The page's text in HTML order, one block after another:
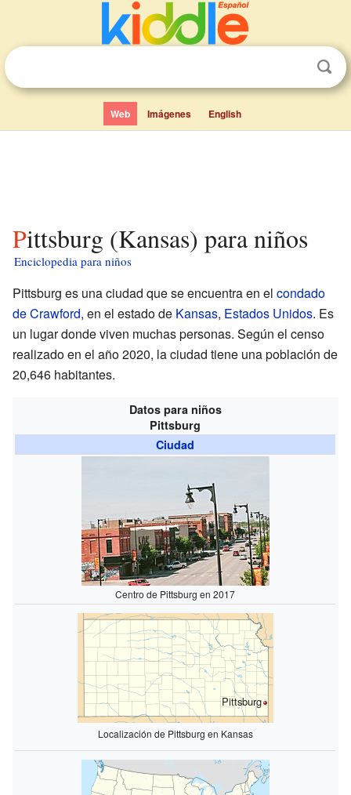
Web Imágenes English
Pittsburg (Kansas) para niños
Enciclopedia para niños
Pittsburg es una ciudad que se encuentra en el condado
de Crawford, en el estado de Kansas, Estados Unidos. Es
un lugar donde viven muchas personas. Según el censo
realizado en el año 2020, la ciudad tiene una población de
20,646 habitantes.
Datos para niños
Pittsburg
Ciudad
Centro de Pittsburg en 2017
Pittsburg
Localización de Pittsburg en Kansas